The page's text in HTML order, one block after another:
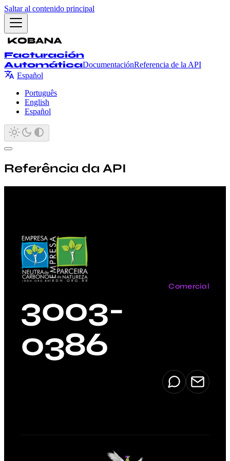
Saltar al contenido principal
Facturación
AutomáticaDocumentaciónReferencia de la API
Español
Português
English
Español
Referência da API
Comercial
3003-
0386